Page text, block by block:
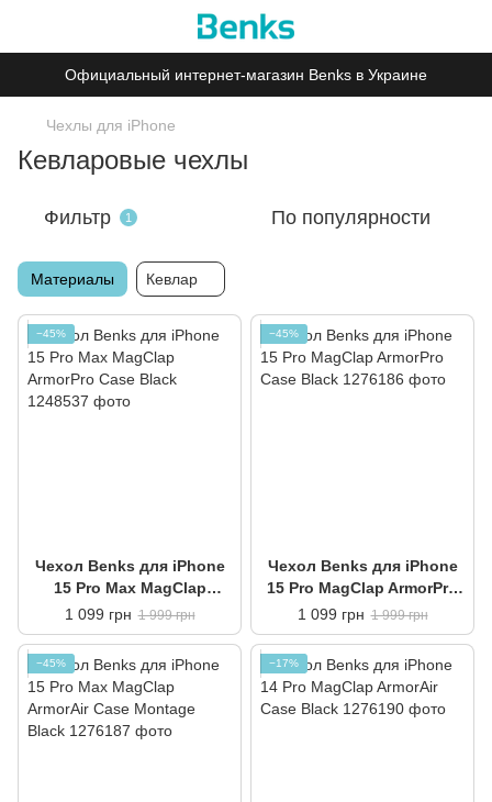
Официальный интернет-магазин Benks в Украине
Чехлы для iPhone
Кевларовые чехлы
Фильтр 1 По популярности
Материалы Кевлар
−45%
Чехол Benks для iPhone
15 Pro Max MagClap
ArmorPro Case Black
1 099 грн 1 999 грн
−45%
Чехол Benks для iPhone
15 Pro MagClap ArmorPro
Case Black
1 099 грн 1 999 грн
−45% −17%